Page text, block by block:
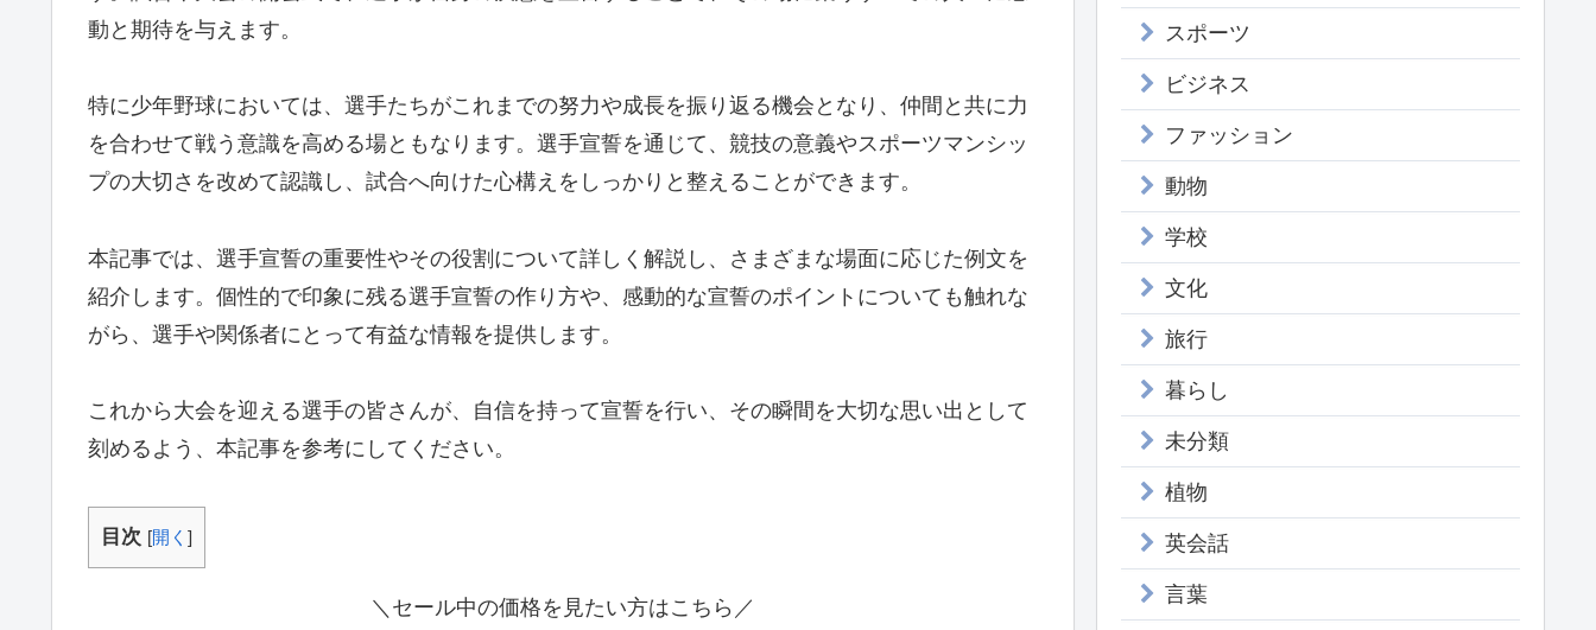
動と期待を与えます。
特に少年野球においては、選手たちがこれまでの努力や成長を振り返る機会となり、仲間と共に力
を合わせて戦う意識を高める場ともなります。選手宣誓を通じて、競技の意義やスポーツマンシッ
プの大切さを改めて認識し、試合へ向けた心構えをしっかりと整えることができます。
本記事では、選手宣誓の重要性やその役割について詳しく解説し、さまざまな場面に応じた例文を
紹介します。個性的で印象に残る選手宣誓の作り方や、感動的な宣誓のポイントについても触れな
がら、選手や関係者にとって有益な情報を提供します。
これから大会を迎える選手の皆さんが、自信を持って宣誓を行い、その瞬間を大切な思い出として
刻めるよう、本記事を参考にしてください。
目次 [開く ]
＼セール中の価格を見たい方はこちら／
スポーツ
ビジネス
ファッション
動物
学校
文化
旅行
暮らし
未分類
植物
英会話
言葉